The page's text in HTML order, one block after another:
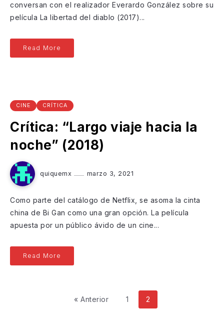
conversan con el realizador Everardo González sobre su
película La libertad del diablo (2017)...
Read More
CINE CRÍTICA
Crítica: “Largo viaje hacia la
noche” (2018)
quiquemx marzo 3, 2021
Como parte del catálogo de Netflix, se asoma la cinta
china de Bi Gan como una gran opción. La película
apuesta por un público ávido de un cine...
Read More
« Anterior 1 2